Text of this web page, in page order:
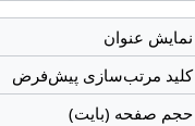
نمایش عنوان
کلید مرتب‌سازی پیش‌فرض
حجم صفحه (بایت)